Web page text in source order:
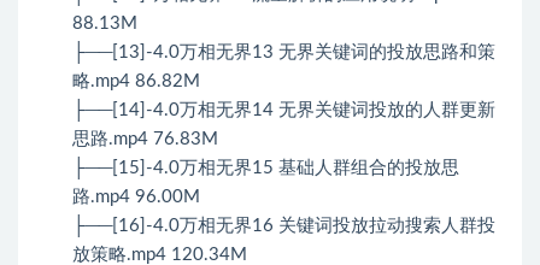
88.13M
├──[13]-4.0万相无界13 无界关键词的投放思路和策
略.mp4 86.82M
├──[14]-4.0万相无界14 无界关键词投放的人群更新
思路.mp4 76.83M
├──[15]-4.0万相无界15 基础人群组合的投放思
路.mp4 96.00M
├──[16]-4.0万相无界16 关键词投放拉动搜索人群投
放策略.mp4 120.34M